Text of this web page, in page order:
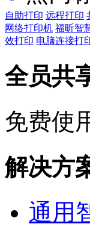
自助打印 远程打印
网络打印机 福昕智
效打印 电脑连接打
全员共
免费使
解决方
通用